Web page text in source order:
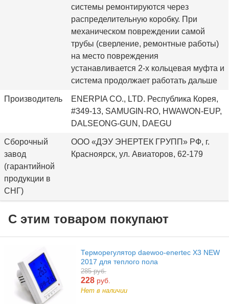
системы ремонтируются через
распределительную коробку. При
механическом повреждении самой
трубы (сверление, ремонтные работы)
на место повреждения
устанавливается 2-х кольцевая муфта и
система продолжает работать дальше
Производитель
ENERPIA CO., LTD. Республика Корея,
#349-13, SAMUGIN-RO, HWAWON-EUP,
DALSEONG-GUN, DAEGU
Сборочный
завод
(гарантийной
продукции в
СНГ)
ООО «ДЭУ ЭНЕРТЕК ГРУПП» РФ, г.
Красноярск, ул. Авиаторов, 62-179
С этим товаром покупают
Терморегулятор daewoo-enertec X3 NEW
2017 для теплого пола
285 руб.
228 руб.
Нет в наличии